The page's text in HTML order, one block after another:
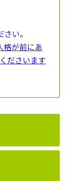
い。
格が前にあ
ださいます